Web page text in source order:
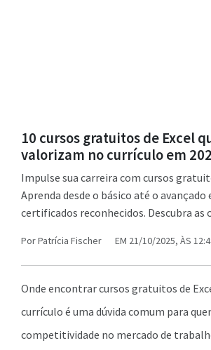
10 cursos gratuitos de Excel
valorizam no currículo em
Impulse sua carreira com cursos
Aprenda desde o básico até o avançado
certificados reconhecidos. Descubra as
PorPatrícia Fischer EM 21/10/2025, ÀS
Onde encontrar cursos gratuitos de
currículo é uma dúvida comum para
competitividade no mercado de